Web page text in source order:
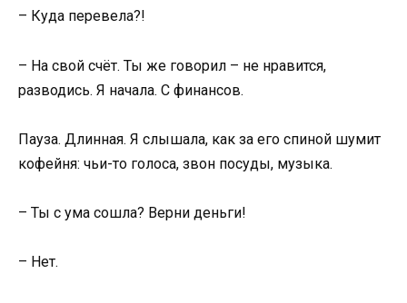
– Куда перевела?!
– На свой счёт. Ты же говорил – не нравится,
разводись. Я начала. С финансов.
Пауза. Длинная. Я слышала, как за его спиной шумит
кофейня: чьи-то голоса, звон посуды, музыка.
– Ты с ума сошла? Верни деньги!
– Нет.